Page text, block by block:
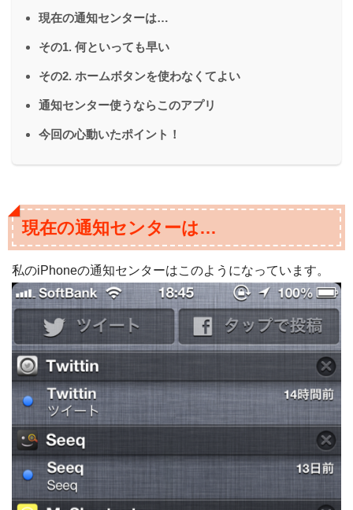
現在の通知センターは…
その1. 何といっても早い
その2. ホームボタンを使わなくてよい
通知センター使うならこのアプリ
今回の心動いたポイント！
現在の通知センターは…
私のiPhoneの通知センターはこのようになっています。